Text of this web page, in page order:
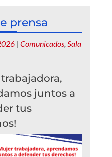
prensa
| Comunicados Sala
trabajadora,
juntos a
tus